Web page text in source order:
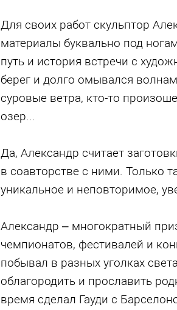
Для своих работ скульптор
материалы буквально под
путь и история встречи с
берег и долго омывался
суровые ветра, кто-то
озер...
Да, Александр считает
в соавторстве с ними. Только
уникальное и неповторимое,
Александр – многократный
чемпионатов, фестивалей и
побывал в разных уголках
облагородить и прославить
время сделал Гауди с